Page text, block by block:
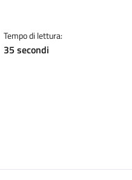
Tempo di lettura:
35 secondi